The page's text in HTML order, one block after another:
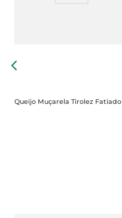
Queijo Muçarela Tirolez Fatiado